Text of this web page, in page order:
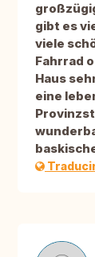
gibt es
viele
Fahrrad
Haus
eine